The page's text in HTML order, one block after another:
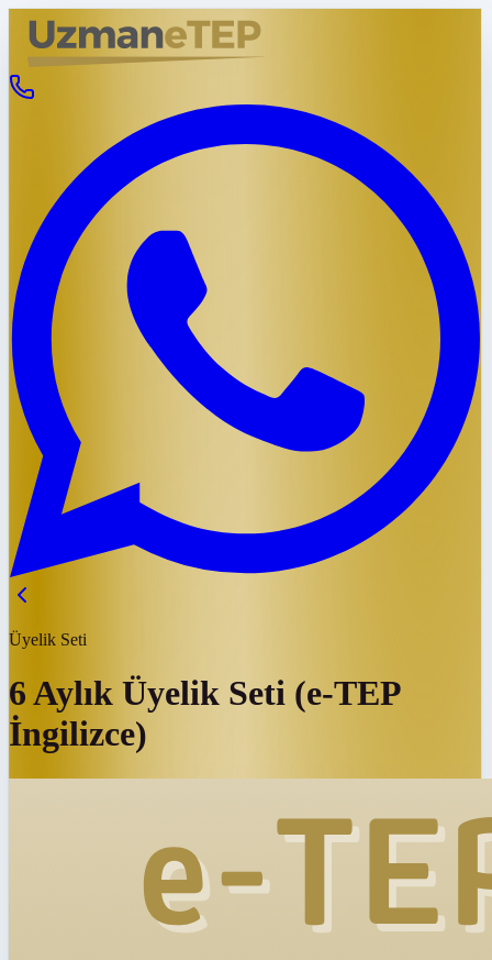
Üyelik Seti
6 Aylık Üyelik Seti (e-TEP
İngilizce)